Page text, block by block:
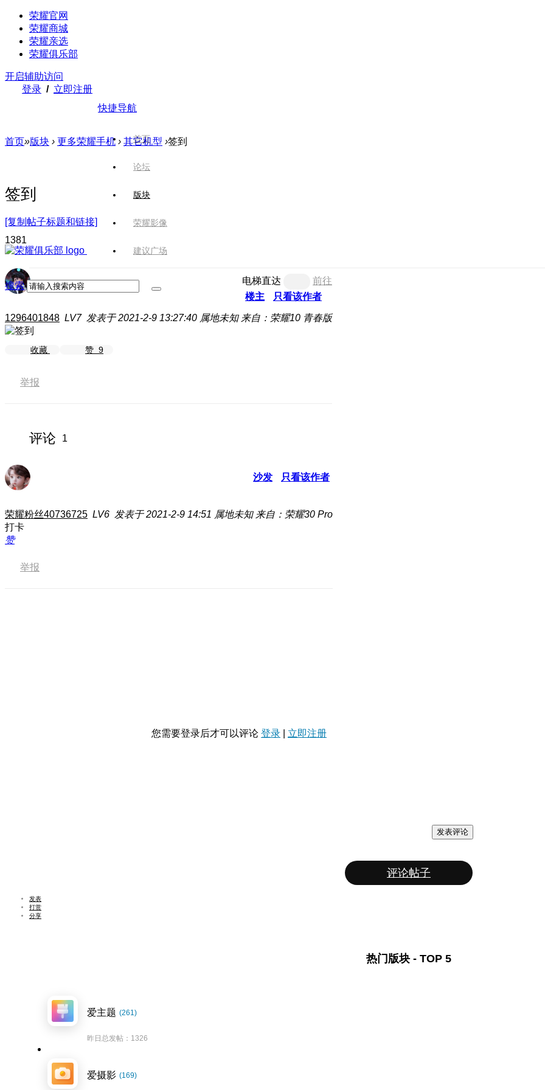
荣耀官网
荣耀商城
荣耀亲选
荣耀俱乐部
开启辅助访问
登录 / 立即注册
快捷导航
首页
论坛
版块
荣耀影像
建议广场
搜索
首页»版块 › 更多荣耀手机 › 其它机型 ›签到
签到
[复制帖子标题和链接]
1381
电梯直达
前往
楼主
只看该作者
1296401848 LV7 发表于 2021-2-9 13:27:40 属地未知 来自：荣耀10 青春版
收藏 赞 9
举报
评论 1
沙发 只看该作者
荣耀粉丝40736725 LV6 发表于 2021-2-9 14:51 属地未知 来自：荣耀30 Pro
打卡
赞
举报
您需要登录后才可以评论 登录 立即注册
发表评论
评论帖子
发表
打赏
分享
热门版块 - TOP 5
爱主题 (261)
昨日总发帖：1326
爱摄影 (169)